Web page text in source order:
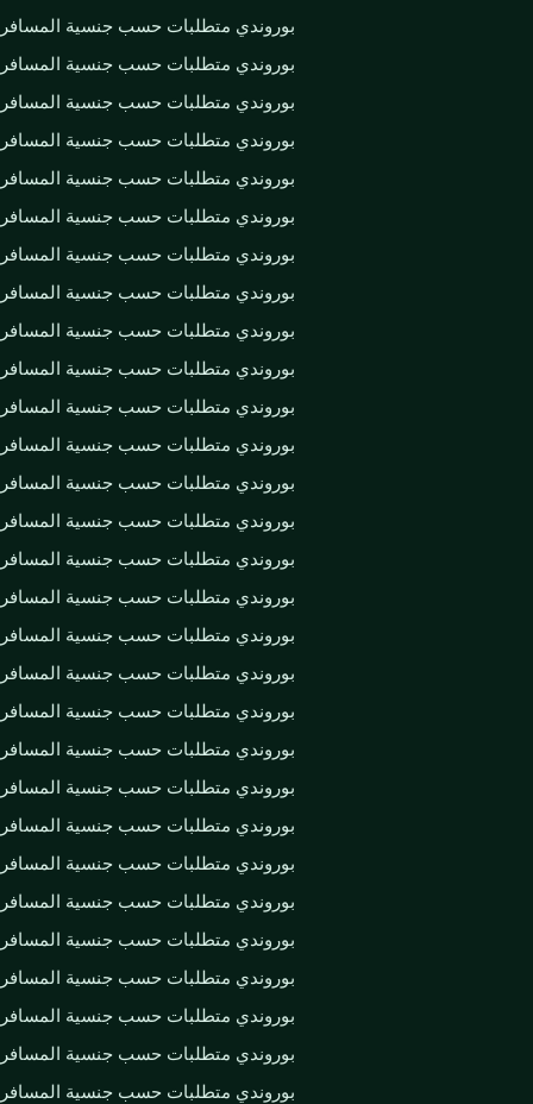
بوروندي متطلبات حسب جنسية المسافر
بوروندي متطلبات حسب جنسية المسافر
بوروندي متطلبات حسب جنسية المسافر
بوروندي متطلبات حسب جنسية المسافر
بوروندي متطلبات حسب جنسية المسافر
بوروندي متطلبات حسب جنسية المسافر
بوروندي متطلبات حسب جنسية المسافر
بوروندي متطلبات حسب جنسية المسافر
بوروندي متطلبات حسب جنسية المسافر
بوروندي متطلبات حسب جنسية المسافر
بوروندي متطلبات حسب جنسية المسافر
بوروندي متطلبات حسب جنسية المسافر
بوروندي متطلبات حسب جنسية المسافر
بوروندي متطلبات حسب جنسية المسافر
بوروندي متطلبات حسب جنسية المسافر
بوروندي متطلبات حسب جنسية المسافر
بوروندي متطلبات حسب جنسية المسافر
بوروندي متطلبات حسب جنسية المسافر
بوروندي متطلبات حسب جنسية المسافر
بوروندي متطلبات حسب جنسية المسافر
بوروندي متطلبات حسب جنسية المسافر
بوروندي متطلبات حسب جنسية المسافر
بوروندي متطلبات حسب جنسية المسافر
بوروندي متطلبات حسب جنسية المسافر
بوروندي متطلبات حسب جنسية المسافر
بوروندي متطلبات حسب جنسية المسافر
بوروندي متطلبات حسب جنسية المسافر
بوروندي متطلبات حسب جنسية المسافر
بوروندي متطلبات حسب جنسية المسافر